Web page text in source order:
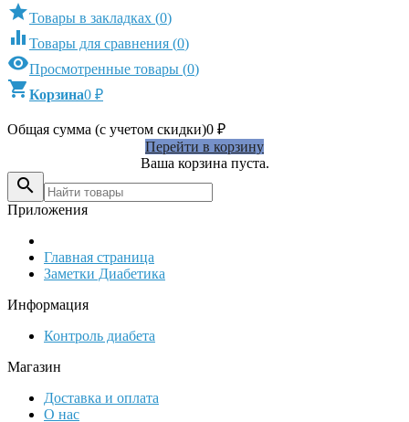
Товары в закладках (0)
 Товары для сравнения (0)
Просмотренные товары (0)
Корзина0 ₽
Общая сумма (с учетом скидки)0 ₽
Перейти в корзину
Ваша корзина пуста.

Приложения
Главная страница
Заметки Диабетика
Информация
Контроль диабета
Магазин
Доставка и оплата
О нас